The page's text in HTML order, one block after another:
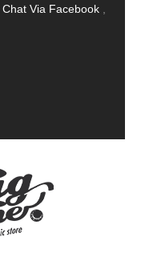
Chat Via Facebook